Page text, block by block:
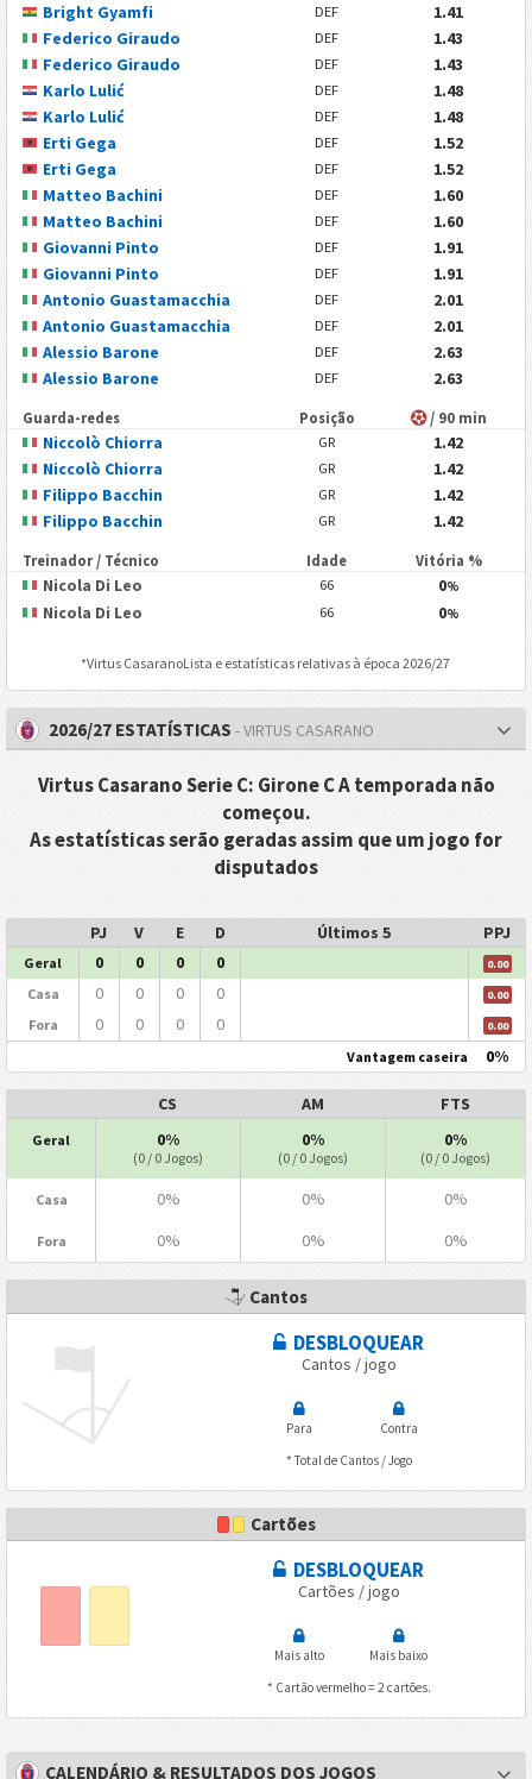
Bright Gyamfi DEF
1.41
Federico Giraudo
DEF
1.43
Federico Giraudo
DEF
1.43
Karlo Lulić
DEF
1.48
Karlo Lulić
DEF
1.48
Erti Gega
DEF
1.52
Erti Gega
DEF
1.52
Matteo Bachini
DEF
1.60
Matteo Bachini
DEF
1.60
Giovanni Pinto
DEF
1.91
Giovanni Pinto
DEF
1.91
Antonio Guastamacchia
DEF
2.01
Antonio Guastamacchia
DEF
2.01
Alessio Barone
DEF
2.63
Alessio Barone
DEF 2.63
Guarda-redes Posição / 90 min
Niccolò Chiorra GR
1.42
Niccolò Chiorra
GR
1.42
Filippo Bacchin
GR
1.42
Filippo Bacchin
GR 1.42
Treinador / Técnico Idade Vitória %
Nicola Di Leo 66 0%
Nicola Di Leo 66 0%
*Virtus CasaranoLista e estatísticas relativas à época 2026/27
2026/27 ESTATÍSTICAS - VIRTUS CASARANO
Virtus Casarano Serie C: Girone C A temporada não
começou.
As estatísticas serão geradas assim que um jogo for
disputados
PJ V E D Últimos 5 PPJ
Geral 0 0 0 0 0.00
Casa 0 0 0 0 0.00
Fora 0 0 0 0 0.00
Vantagem caseira 0%
CS AM FTS
Geral 0%
(0 / 0 Jogos)
0%
(0 / 0 Jogos)
0%
(0 / 0 Jogos)
Casa 0% 0% 0%
Fora 0% 0% 0%
Cantos
DESBLOQUEAR
Cantos / jogo
Para
Contra
* Total de Cantos / Jogo
Cartões
DESBLOQUEAR
Cartões / jogo
Mais alto
Mais baixo
* Cartão vermelho = 2 cartões.
CALENDÁRIO & RESULTADOS DOS JOGOS